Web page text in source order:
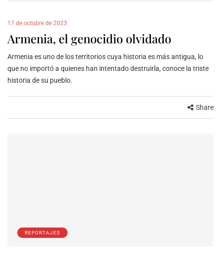
17 de octubre de 2023
Armenia, el genocidio olvidado
Armenia es uno de los territorios cuya historia es más antigua, lo
que no importó a quienes han intentado destruirla, conoce la triste
historia de su pueblo.
Share
REPORTAJES